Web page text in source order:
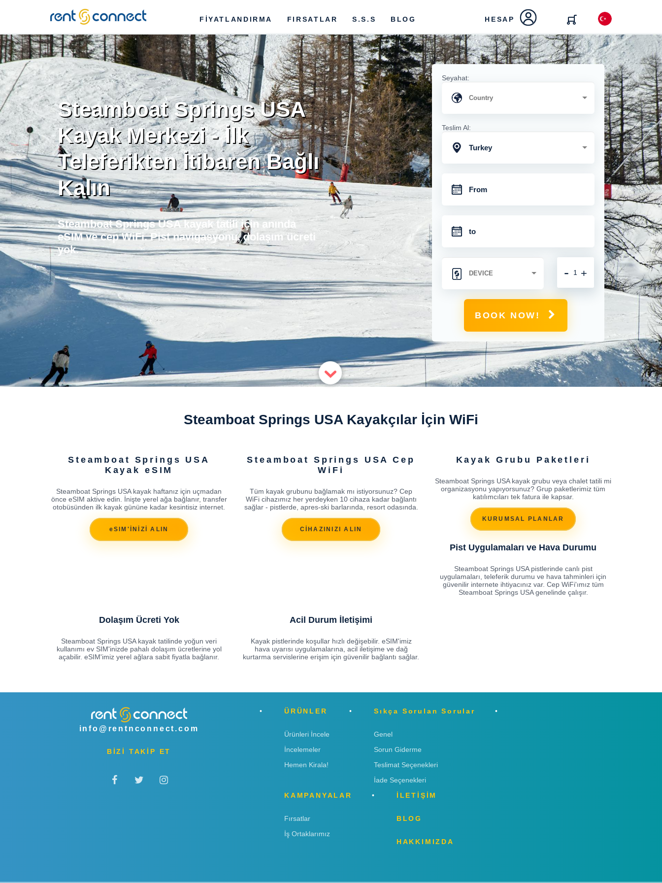
RENT'N
CONNECT
FİYATLANDIRMA FIRSATLAR S.S.S BLOG HESAP
Steamboat Springs USA
Kayak Merkezi - İlk
Teleferikten İtibaren Bağlı
Kalın
Steamboat Springs USA kayak tatili için anında
eSIM ve cep WiFi. Pist navigasyonu, dolaşım ücreti
yok.
Seyahat:
Teslim Al:
Turkey
+
-
BOOK NOW!
Steamboat Springs USA Kayakçılar İçin WiFi
Steamboat Springs USA
Kayak eSIM
Steamboat Springs USA kayak haftanız için uçmadan
önce eSIM aktive edin. İnişte yerel ağa bağlanır, transfer
otobüsünden ilk kayak gününe kadar kesintisiz internet.
eSIM'İNİZİ ALIN
Steamboat Springs USA Cep
WiFi
Tüm kayak grubunu bağlamak mı istiyorsunuz? Cep
WiFi cihazımız her yerdeyken 10 cihaza kadar bağlantı
sağlar - pistlerde, apres-ski barlarında, resort odasında.
CİHAZINIZI ALIN
Kayak Grubu Paketleri
Steamboat Springs USA kayak grubu veya chalet tatili mi
organizasyonu yapıyorsunuz? Grup paketlerimiz tüm
katılımcıları tek fatura ile kapsar.
KURUMSAL PLANLAR
Pist Uygulamaları ve Hava Durumu
Steamboat Springs USA pistlerinde canlı pist
uygulamaları, teleferik durumu ve hava tahminleri için
güvenilir internete ihtiyacınız var. Cep WiFi'ımız tüm
Steamboat Springs USA genelinde çalışır.
Dolaşım Ücreti Yok
Steamboat Springs USA kayak tatilinde yoğun veri
kullanımı ev SIM'inizde pahalı dolaşım ücretlerine yol
açabilir. eSIM'imiz yerel ağlara sabit fiyatla bağlanır.
Acil Durum İletişimi
Kayak pistlerinde koşullar hızlı değişebilir. eSIM'imiz
hava uyarısı uygulamalarına, acil iletişime ve dağ
kurtarma servislerine erişim için güvenilir bağlantı sağlar.
info@rentnconnect.com
BİZİ TAKİP ET
ÜRÜNLER
Ürünleri İncele
İncelemeler
Hemen Kirala!
Sıkça Sorulan Sorular
Genel
Sorun Giderme
Teslimat Seçenekleri
İade Seçenekleri
KAMPANYALAR
Fırsatlar
İş Ortaklarımız
İLETİŞİM
BLOG
HAKKIMIZDA